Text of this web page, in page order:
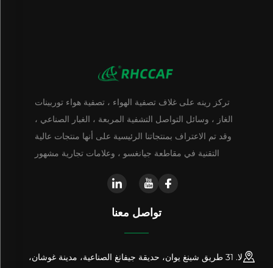
تركز رينه على غلاف تصفية الهواء ، تصفية هواء توربينات
الغاز ، وسائل التواصل التشفية المربعة ، الغبار الصناعي ،
وقد تم الاعتراف بمنتجاتنا الرئيسية على أنها منتجات عالية
التقنية في مقاطعة جيانغسو ، وعلامات تجارية مشهور
تواصل معنا
لا. 31 طريق شينغ يوان، حديقة جيفانغ الصناعية، مدينة غوشان،